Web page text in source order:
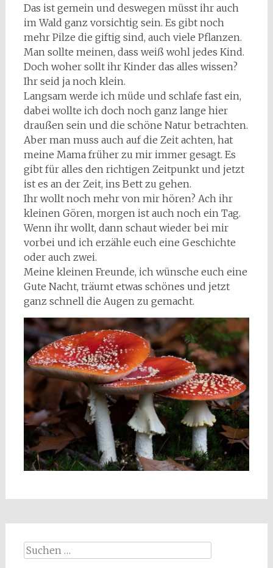
Das ist gemein und deswegen müsst ihr auch
im Wald ganz vorsichtig sein. Es gibt noch
mehr Pilze die giftig sind, auch viele Pflanzen.
Man sollte meinen, dass weiß wohl jedes Kind.
Doch woher sollt ihr Kinder das alles wissen?
Ihr seid ja noch klein.
Langsam werde ich müde und schlafe fast ein,
dabei wollte ich doch noch ganz lange hier
draußen sein und die schöne Natur betrachten.
Aber man muss auch auf die Zeit achten, hat
meine Mama früher zu mir immer gesagt. Es
gibt für alles den richtigen Zeitpunkt und jetzt
ist es an der Zeit, ins Bett zu gehen.
Ihr wollt noch mehr von mir hören? Ach ihr
kleinen Gören, morgen ist auch noch ein Tag.
Wenn ihr wollt, dann schaut wieder bei mir
vorbei und ich erzähle euch eine Geschichte
oder auch zwei.
Meine kleinen Freunde, ich wünsche euch eine
Gute Nacht, träumt etwas schönes und jetzt
ganz schnell die Augen zu gemacht.
Suchen